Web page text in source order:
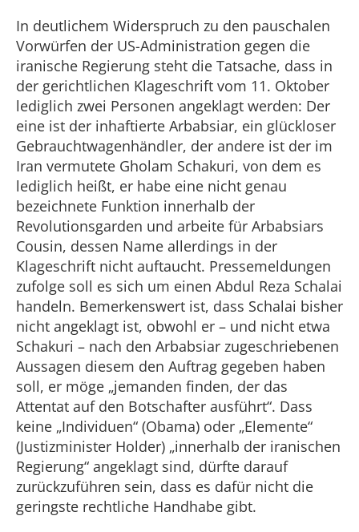
In deutlichem Widerspruch zu den pauschalen
Vorwürfen der US-Administration gegen die
iranische Regierung steht die Tatsache, dass in
der gerichtlichen Klageschrift vom 11. Oktober
lediglich zwei Personen angeklagt werden: Der
eine ist der inhaftierte Arbabsiar, ein glückloser
Gebrauchtwagenhändler, der andere ist der im
Iran vermutete Gholam Schakuri, von dem es
lediglich heißt, er habe eine nicht genau
bezeichnete Funktion innerhalb der
Revolutionsgarden und arbeite für Arbabsiars
Cousin, dessen Name allerdings in der
Klageschrift nicht auftaucht. Pressemeldungen
zufolge soll es sich um einen Abdul Reza Schalai
handeln. Bemerkenswert ist, dass Schalai bisher
nicht angeklagt ist, obwohl er – und nicht etwa
Schakuri – nach den Arbabsiar zugeschriebenen
Aussagen diesem den Auftrag gegeben haben
soll, er möge „jemanden finden, der das
Attentat auf den Botschafter ausführt“. Dass
keine „Individuen“ (Obama) oder „Elemente“
(Justizminister Holder) „innerhalb der iranischen
Regierung“ angeklagt sind, dürfte darauf
zurückzuführen sein, dass es dafür nicht die
geringste rechtliche Handhabe gibt.